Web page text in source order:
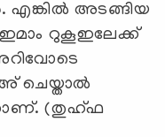
എങ്കില്‍ അടങ്ങിയ
റുകൂഇലേക്ക്
ചെയ്താല്‍
(തുഹ്ഫ